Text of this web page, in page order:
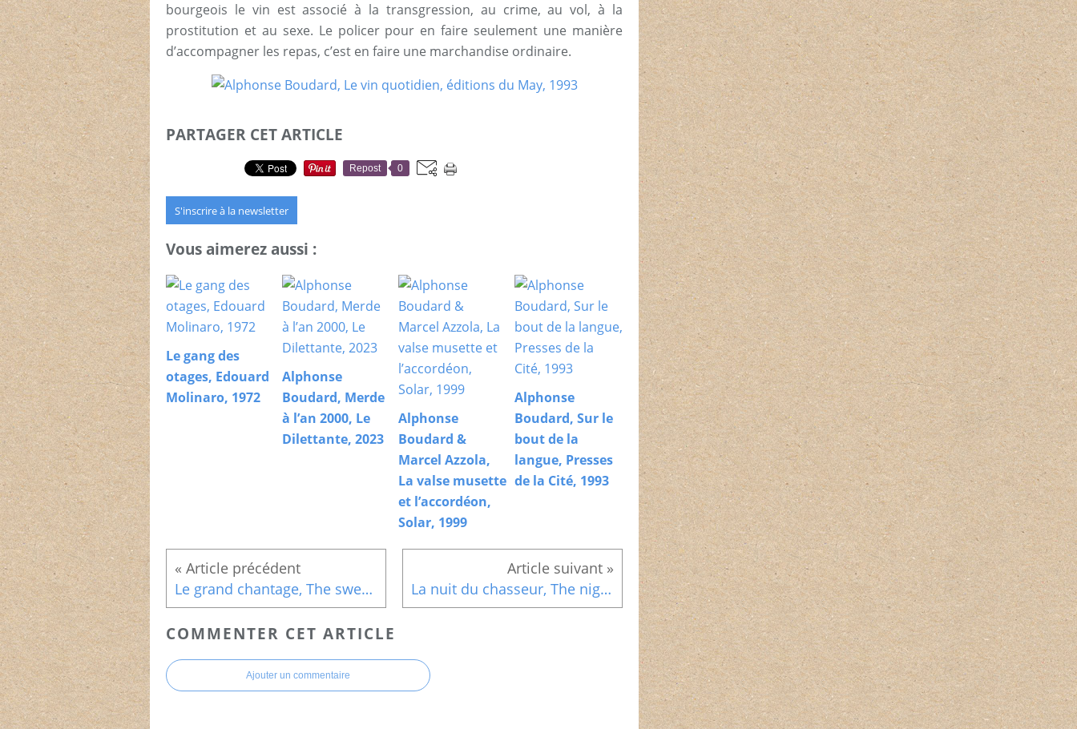
bourgeois le vin est associé à la transgression, au crime, au vol, à la
prostitution et au sexe. Le policer pour en faire seulement une manière
d’accompagner les repas, c’est en faire une marchandise ordinaire.
PARTAGER CET ARTICLE
Repost 0
S'inscrire à la newsletter
Vous aimerez aussi :
Le gang des
otages, Edouard
Molinaro, 1972
Alphonse
Boudard, Merde
à l’an 2000, Le
Dilettante, 2023
Alphonse
Boudard &
Marcel Azzola,
La valse musette
et l’accordéon,
Solar, 1999
Alphonse
Boudard, Sur le
bout de la
langue, Presses
de la Cité, 1993
Le grand chantage, The sweet smell of success, Alexander Mackendrick, 1957 La nuit du chasseur, The night of the hunter, Charles Laughton, 1955
COMMENTER CET ARTICLE
Ajouter un commentaire